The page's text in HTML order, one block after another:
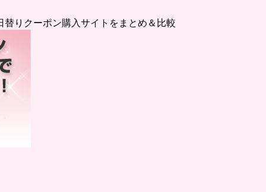
りクーポン購入サイトをまとめ＆比較